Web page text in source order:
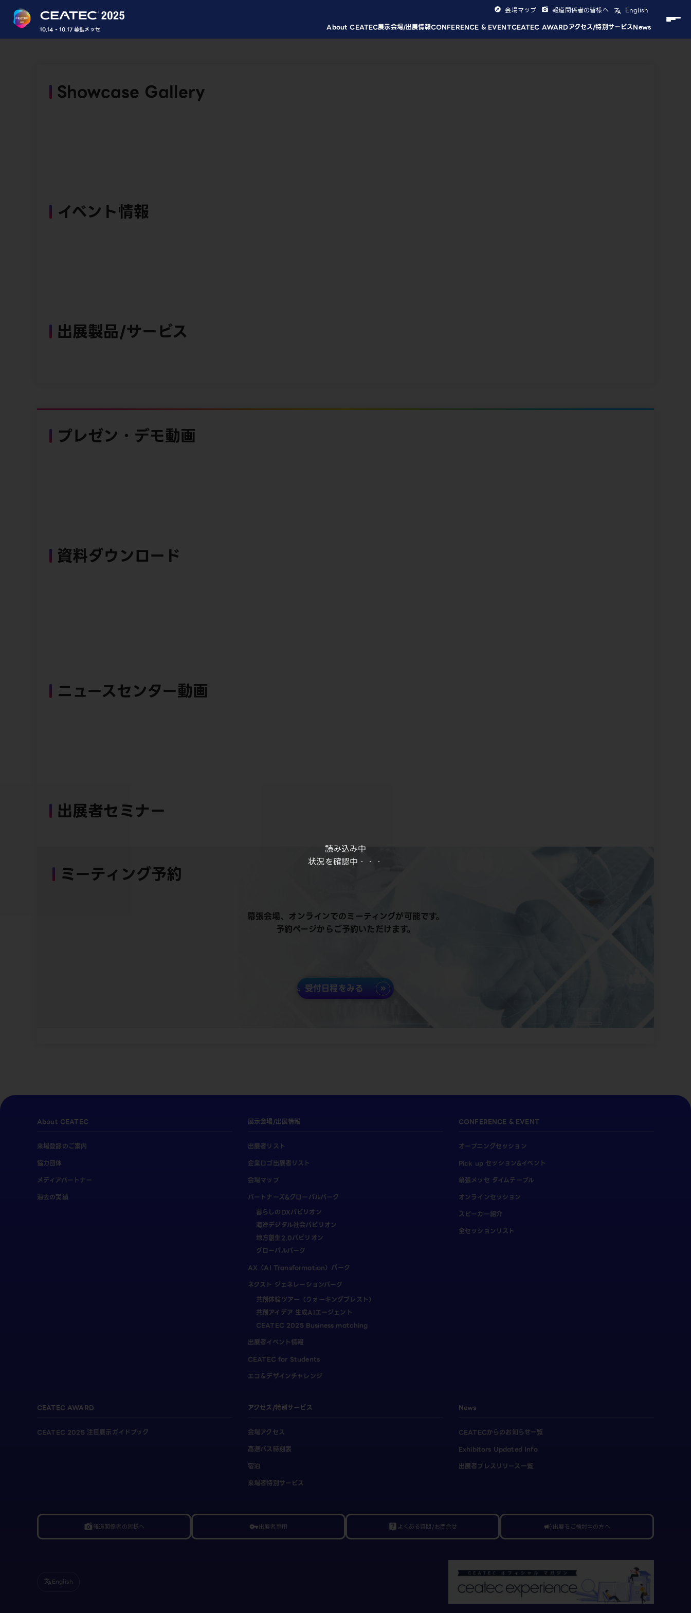
読み込み中
状況を確認中・・・
10.14 - 10.17 幕張メッセ About CEATEC展示会場/出展情報CONFERENCE & EVENTCEATEC AWARDアクセス/特別サービスNews
会場マップ 報道関係者の皆様へ English
Showcase Gallery
イベント情報
出展製品/サービス
プレゼン・デモ動画
資料ダウンロード
ニュースセンター動画
出展者セミナー
ミーティング予約
幕張会場、オンラインでのミーティングが可能です。
予約ページからご予約いただけます。
受付日程をみる
About CEATEC
来場登録のご案内
協力団体
メディアパートナー
過去の実績
展示会場/出展情報
出展者リスト
企業ロゴ出展者リスト
会場マップ
パートナーズ&グローバルパーク
暮らしのDXパビリオン
海洋デジタル社会パビリオン
地方創生2.0パビリオン
グローバルパーク
AX（AI Transformation）パーク
ネクスト ジェネレーションパーク
共創体験ツアー（ウォーキングブレスト）
共創アイデア 生成AIエージェント
CEATEC 2025 Business matching
出展者イベント情報
CEATEC for Students
エコ＆デザインチャレンジ
CONFERENCE & EVENT
オープニングセッション
Pick up セッション&イベント
幕張メッセ タイムテーブル
オンラインセッション
スピーカー紹介
全セッションリスト
CEATEC AWARD
CEATEC 2025 注目展示ガイドブック
アクセス/特別サービス
会場アクセス
高速バス時刻表
宿泊
来場者特別サービス
News
CEATECからのお知らせ一覧
Exhibitors Updated Info
出展者プレスリリース一覧
linked_camera報道関係者の皆様へ vpn_key出展者専用 live_help よくある質問/お問合せ campaign出展をご検討中の方へ
translateEnglish